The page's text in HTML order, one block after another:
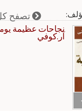
تصفح
نجاحات عظيمة
آر.كوفي